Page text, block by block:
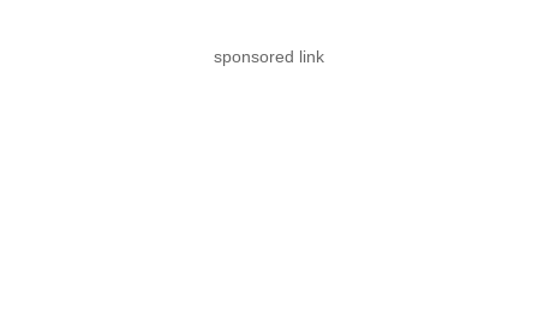
sponsored link